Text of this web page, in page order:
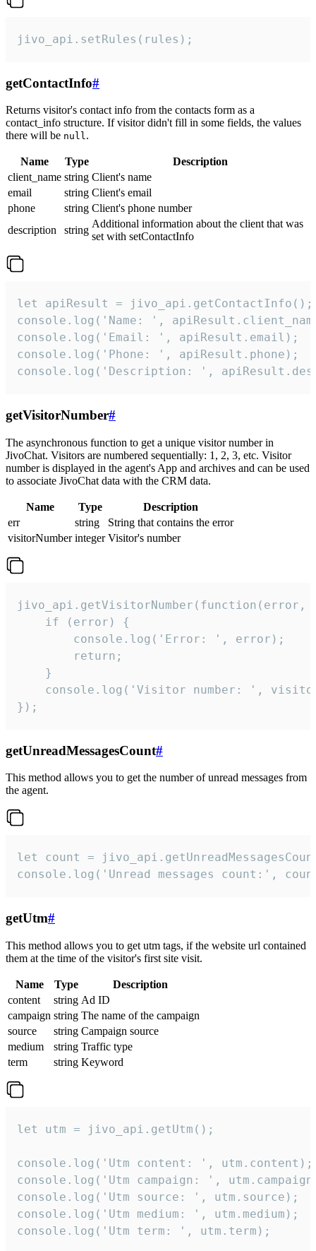
jivo_api.setRules(rules);
getContactInfo#
Returns visitor's contact info from the contacts form as a
contact_info structure. If visitor didn't fill in some fields, the values
there will be null.
Name Type
Description
client_name string Client's name
email
string Client's email
phone
string Client's phone number
description
string
Additional information about the client that was
set with setContactInfo
let apiResult = jivo_api.getContactInfo();
console.log('Name: ',
console.log('Email: ', apiResult.email);
console.log('Phone: ', apiResult.phone);
console.log('Description: ',
getVisitorNumber#
The asynchronous function to get a unique visitor number in
JivoChat. Visitors are numbered sequentially: 1, 2, 3, etc. Visitor
number is displayed in the agent's App and archives and can be used
to associate JivoChat data with the CRM data.
Name Type
Description
err
string
String that contains the error
visitorNumber integer Visitor's number
jivo_api.getVisitorNumber(function(error,
    if (error) {
        console.log('Error: ', error);
        return;
    }
console.log('Visitor number: ',
});
getUnreadMessagesCount#
This method allows you to get the number of unread messages from
the agent.
let count =
console.log('Unread messages count:',
getUtm#
This method allows you to get utm tags, if the website url contained
them at the time of the visitor's first site visit.
Name Type
Description
content
string Ad ID
campaign string The name of the campaign
source
string Campaign source
medium
string Traffic type
term
string Keyword
let utm = jivo_api.getUtm();
console.log('Utm content: ', utm.content);
console.log('Utm campaign: ',
console.log('Utm source: ', utm.source);
console.log('Utm medium: ', utm.medium);
console.log('Utm term: ', utm.term);